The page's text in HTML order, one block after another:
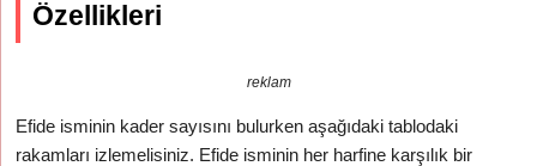
Özellikleri
reklam
Efide isminin kader sayısını bulurken aşağıdaki tablodaki
rakamları izlemelisiniz. Efide isminin her harfine karşılık bir